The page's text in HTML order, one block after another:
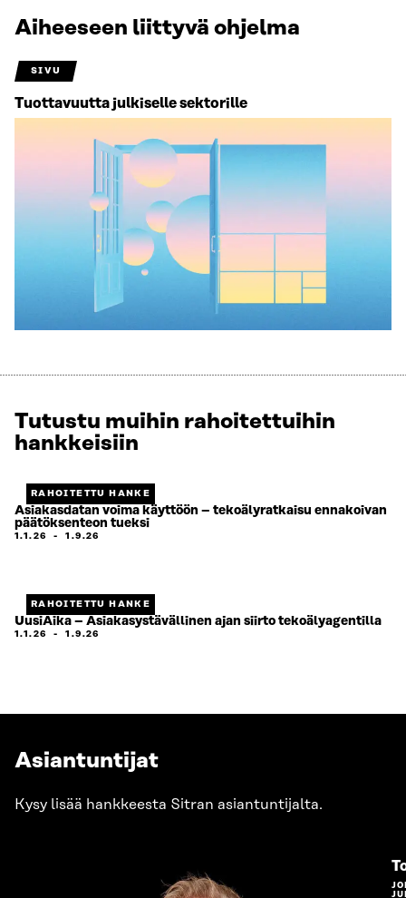
Aiheeseen liittyvä ohjelma
SIVU
Tuottavuutta julkiselle sektorille
Tutustu muihin rahoitettuihin
hankkeisiin
RAHOITETTU HANKE
Asiakasdatan voima käyttöön – tekoälyratkaisu ennakoivan
päätöksenteon tueksi
1.1.26 -1.9.26
RAHOITETTU HANKE
UusiAika – Asiakasystävällinen ajan siirto tekoälyagentilla
1.1.26 -1.9.26
Asiantuntijat
Kysy lisää hankkeesta Sitran asiantuntijalta.